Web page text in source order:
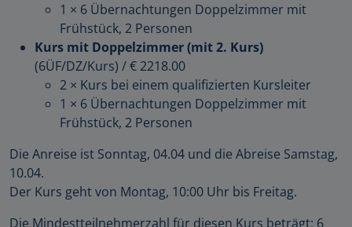
1 × 6 Übernachtungen Doppelzimmer mit
Frühstück, 2 Personen
Kurs mit Doppelzimmer (mit 2. Kurs)
(6ÜF/DZ/Kurs) /€ 2218.00
2 × Kurs bei einem qualifizierten Kursleiter
1 × 6 Übernachtungen Doppelzimmer mit
Frühstück, 2 Personen
Die Anreise ist Sonntag, 04.04 und die Abreise Samstag,
10.04.
Der Kurs geht von Montag, 10:00 Uhr bis Freitag.
Die Mindestteilnehmerzahl für diesen Kurs beträgt: 6